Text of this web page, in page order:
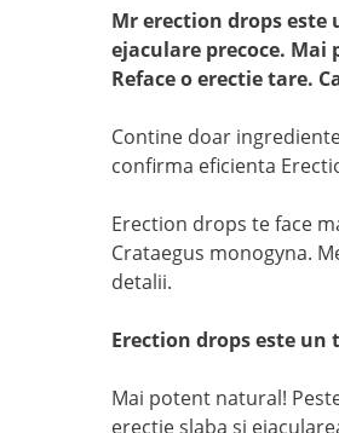
Mr erection drops
ejaculare precoce.
Reface o erectie tare.
Contine doar
confirma eficienta
Erection drops te face
Crataegus monogyna.
detalii.
Erection drops este
Mai potent natural!
erectie slaba si